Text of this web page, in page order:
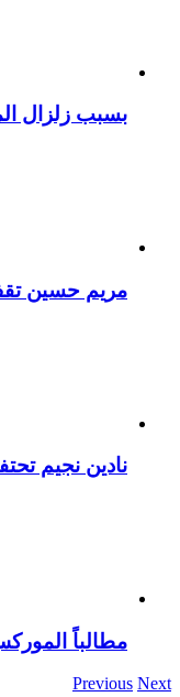
بسبب زلزال
مريم حسين
نادين نجيم
مطالباً
Previous Next